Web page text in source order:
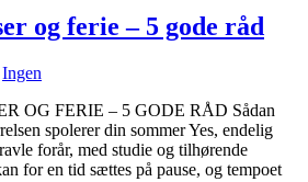
og ferie – 5 gode råd
Ingen
OG FERIE – 5 GODE RÅD Sådan
spolerer din sommer Yes, endelig
forår, med studie og tilhørende
for en tid sættes på pause, og tempoet